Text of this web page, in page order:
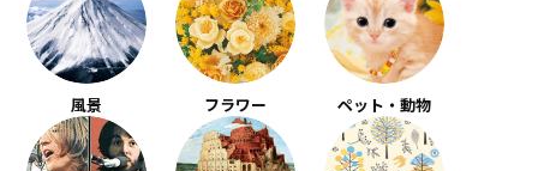
風景 フラワー ペット・動物